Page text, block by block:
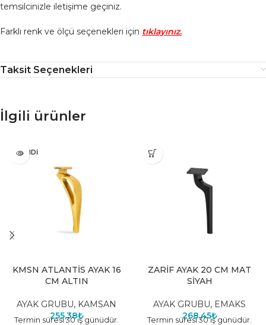
temsilcinizle iletişime geçiniz.
Farklı renk ve ölçü seçenekleri için tıklayınız.
Taksit Seçenekleri
İlgili ürünler
TÜKENDI
KMSN ATLANTİS AYAK 16
CM ALTIN
AYAK GRUBU, KAMSAN
255,38₺
Termin süresi 30 iş günüdür.
ZARİF AYAK 20 CM MAT
SİYAH
AYAK GRUBU, EMAKS
268,45₺
Termin süresi 30 iş günüdür.